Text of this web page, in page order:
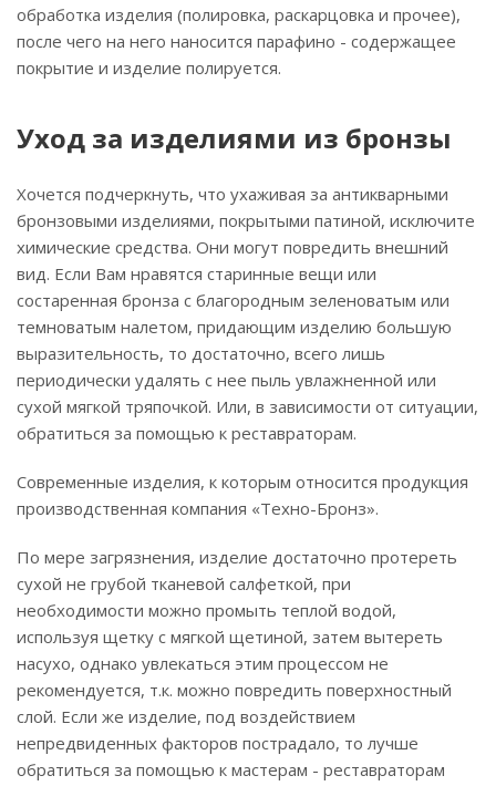
обработка изделия (полировка, раскарцовка и прочее),
после чего на него наносится парафино - содержащее
покрытие и изделие полируется.
Уход за изделиями из бронзы
Хочется подчеркнуть, что ухаживая за антикварными
бронзовыми изделиями, покрытыми патиной, исключите
химические средства. Они могут повредить внешний
вид. Если Вам нравятся старинные вещи или
состаренная бронза с благородным зеленоватым или
темноватым налетом, придающим изделию большую
выразительность, то достаточно, всего лишь
периодически удалять с нее пыль увлажненной или
сухой мягкой тряпочкой. Или, в зависимости от ситуации,
обратиться за помощью к реставраторам.
Современные изделия, к которым относится продукция
производственная компания «Техно-Бронз».
По мере загрязнения, изделие достаточно протереть
сухой не грубой тканевой салфеткой, при
необходимости можно промыть теплой водой,
используя щетку с мягкой щетиной, затем вытереть
насухо, однако увлекаться этим процессом не
рекомендуется, т.к. можно повредить поверхностный
слой. Если же изделие, под воздействием
непредвиденных факторов пострадало, то лучше
обратиться за помощью к мастерам - реставраторам